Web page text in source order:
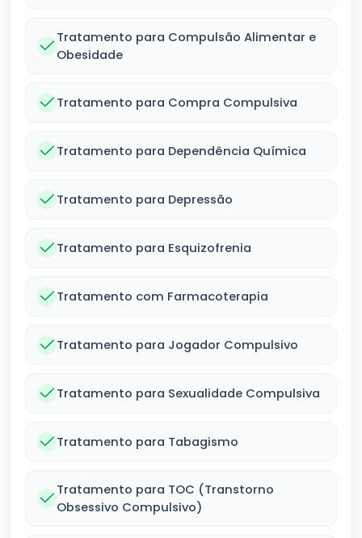
Tratamento para Compulsão Alimentar e
Obesidade
Tratamento para Compra Compulsiva
Tratamento para Dependência Química
Tratamento para Depressão
Tratamento para Esquizofrenia
Tratamento com Farmacoterapia
Tratamento para Jogador Compulsivo
Tratamento para Sexualidade Compulsiva
Tratamento para Tabagismo
Tratamento para TOC (Transtorno
Obsessivo Compulsivo)